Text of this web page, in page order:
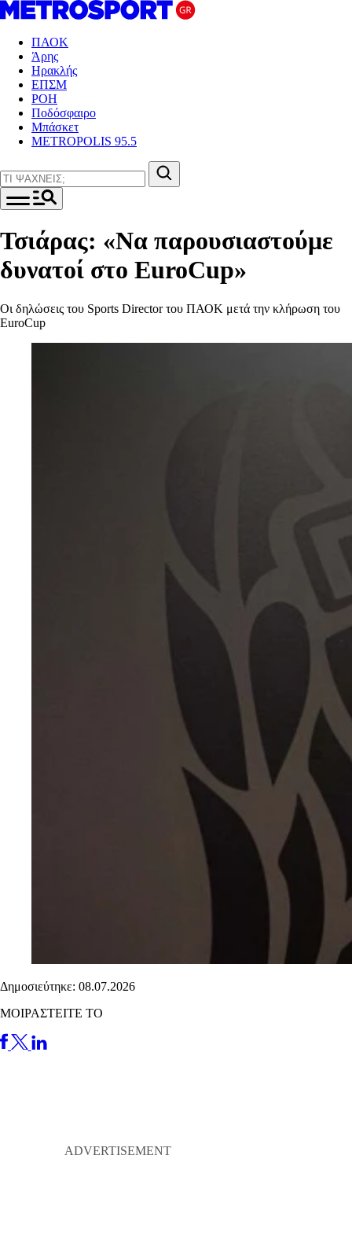
ΠΑΟΚ
Άρης
Ηρακλής
ΕΠΣΜ
ΡΟΗ
Ποδόσφαιρο
Μπάσκετ
METROPOLIS 95.5
Τσιάρας: «Να παρουσιαστούμε
δυνατοί στο EuroCup»
Οι δηλώσεις του Sports Director του ΠΑΟΚ μετά την κλήρωση του
EuroCup
Δημοσιεύτηκε: 08.07.2026
ΜΟΙΡΑΣΤΕΙΤΕ ΤΟ